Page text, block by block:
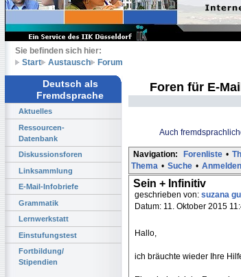
Sie befinden sich hier:
Start
Austausch Forum
Deutsch als
Fremdsprache
Aktuelles
Ressourcen-
Datenbank
Diskussionsforen
Linksammlung
E-Mail-Infobriefe
Grammatik
Lernwerkstatt
Einstufungstest
Fortbildung/
Stipendien
Foren für E-
Auch
Navigation: Forenliste •
Thema • Suche • Anmelden
Sein + Infinitiv
geschrieben von: suzana
Datum: 11. Oktober 2015
Hallo,
ich bräuchte wieder Ihre